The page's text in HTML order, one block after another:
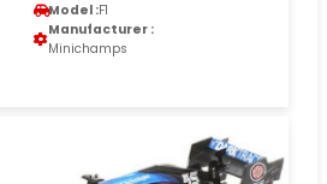
Model :F1
Manufacturer :
Minichamps